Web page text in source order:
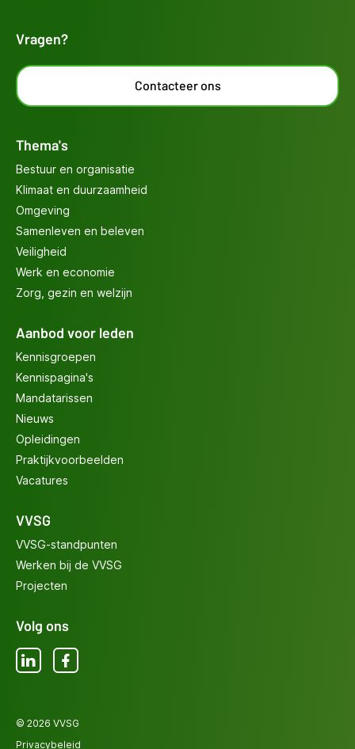
Vragen?
Contacteer ons
Thema's
Bestuur en organisatie
Klimaat en duurzaamheid
Omgeving
Samenleven en beleven
Veiligheid
Werk en economie
Zorg, gezin en welzijn
Aanbod voor leden
Kennisgroepen
Kennispagina's
Mandatarissen
Nieuws
Opleidingen
Praktijkvoorbeelden
Vacatures
VVSG
VVSG-standpunten
Werken bij de VVSG
Projecten
Volg ons
LinkedInFacebook
© 2026 VVSG
Privacybeleid